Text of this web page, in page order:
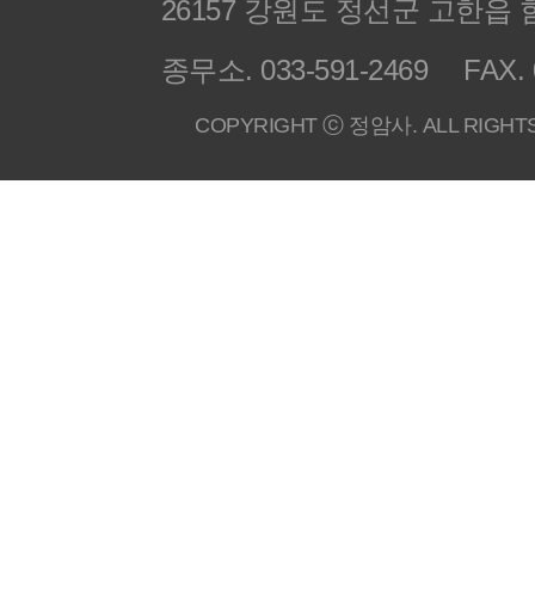
26157 강원도 정선군 고한읍
종무소. 033-591-2469
FAX.
COPYRIGHT ⓒ 정암사. ALL